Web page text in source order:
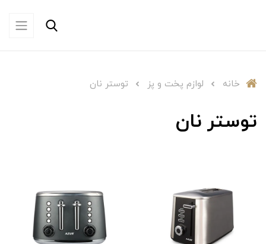
خانه لوازم پخت و پز توستر نان
توستر نان